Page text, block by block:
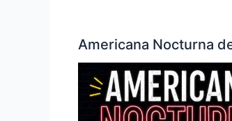
Americana Nocturna